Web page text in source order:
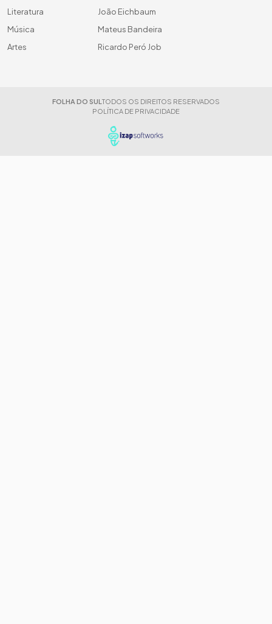
Literatura
Música
Artes
João Eichbaum
Mateus Bandeira
Ricardo Peró Job
FOLHA DO SUL TODOS OS DIREITOS RESERVADOS
POLÍTICA DE PRIVACIDADE